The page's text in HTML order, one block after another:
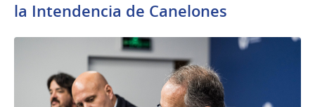
la Intendencia de Canelones